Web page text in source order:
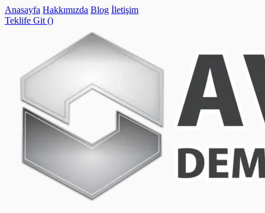
Anasayfa Hakkımızda Blog İletişim
Teklife Git ()